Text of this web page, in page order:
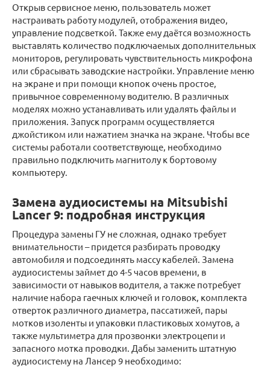
Открыв сервисное меню, пользователь может
настраивать работу модулей, отображения видео,
управление подсветкой. Также ему даётся возможность
выставлять количество подключаемых дополнительных
мониторов, регулировать чувствительность микрофона
или сбрасывать заводские настройки. Управление меню
на экране и при помощи кнопок очень простое,
привычное современному водителю. В различных
моделях можно устанавливать или удалять файлы и
приложения. Запуск программ осуществляется
джойстиком или нажатием значка на экране. Чтобы все
системы работали соответствующе, необходимо
правильно подключить магнитолу к бортовому
компьютеру.
Замена аудиосистемы на Mitsubishi
Lancer 9: подробная инструкция
Процедура замены ГУ не сложная, однако требует
внимательности – придется разбирать проводку
автомобиля и подсоединять массу кабелей. Замена
аудиосистемы займет до 4-5 часов времени, в
зависимости от навыков водителя, а также потребует
наличие набора гаечных ключей и головок, комплекта
отверток различного диаметра, пассатижей, пары
мотков изоленты и упаковки пластиковых хомутов, а
также мультиметра для прозвонки электроцепи и
запасного мотка проводки. Дабы заменить штатную
аудиосистему на Лансер 9 необходимо: